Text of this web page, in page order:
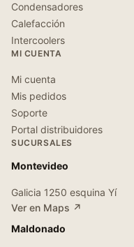
Condensadores
Calefacción
Intercoolers
MI CUENTA
Mi cuenta
Mis pedidos
Soporte
Portal distribuidores
SUCURSALES
Montevideo
Galicia 1250 esquina Yí
Ver en Maps ↗
Maldonado